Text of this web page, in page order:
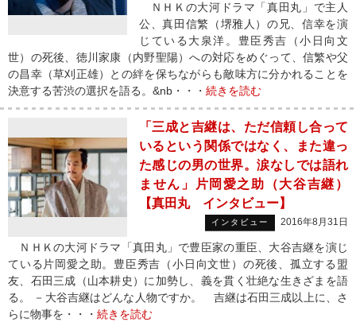
ＮＨＫの大河ドラマ「真田丸」で主人
公、真田信繁（堺雅人）の兄、信幸を演
じている大泉洋。豊臣秀吉（小日向文
世）の死後、徳川家康（内野聖陽）への対応をめぐって、信繁や父
の昌幸（草刈正雄）との絆を保ちながらも敵味方に分かれることを
決意する苦渋の選択を語る。&nb・・・ 続きを読む
「三成と吉継は、ただ信頼し合って
いるという関係ではなく、また違っ
た感じの男の世界。涙なしでは語れ
ません」片岡愛之助（大谷吉継）
【真田丸 インタビュー】
インタビュー 2016年8月31日
ＮＨＫの大河ドラマ「真田丸」で豊臣家の重臣、大谷吉継を演じ
ている片岡愛之助。豊臣秀吉（小日向文世）の死後、孤立する盟
友、石田三成（山本耕史）に加勢し、義を貫く壮絶な生きざまを語
る。 －大谷吉継はどんな人物ですか。 吉継は石田三成以上に、さ
らに物事を・・・ 続きを読む